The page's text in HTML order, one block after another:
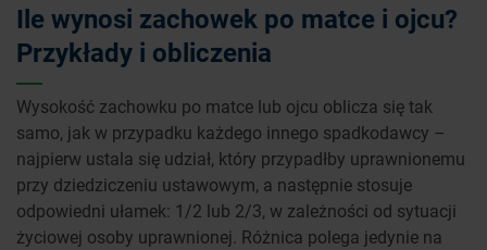
Ile wynosi zachowek po matce i ojcu?
Przykłady i obliczenia
Wysokość zachowku po matce lub ojcu oblicza się tak
samo, jak w przypadku każdego innego spadkodawcy –
najpierw ustala się udział, który przypadłby uprawnionemu
przy dziedziczeniu ustawowym, a następnie stosuje
odpowiedni ułamek: 1/2 lub 2/3, w zależności od sytuacji
życiowej osoby uprawnionej. Różnica polega jedynie na